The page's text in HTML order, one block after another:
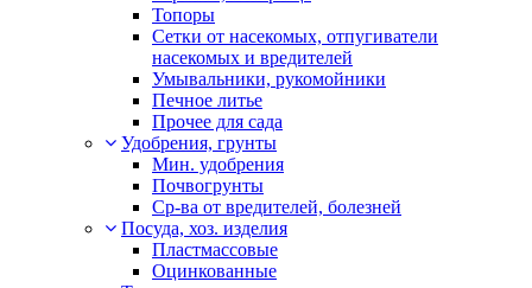
Топоры
Сетки от насекомых, отпугиватели
насекомых и вредителей
Умывальники, рукомойники
Печное литье
Прочее для сада
Удобрения, грунты
Мин. удобрения
Почвогрунты
Ср-ва от вредителей, болезней
Посуда, хоз. изделия
Пластмассовые
Оцинкованные